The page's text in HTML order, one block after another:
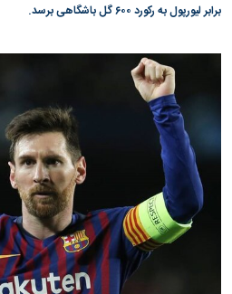
برابر لیورپول به رکورد ۶۰۰ گل باشگاهی برسد.